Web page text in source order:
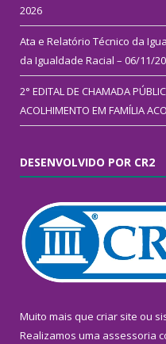
2026
Ata e Relatório Técnico da
da Igualdade Racial – 06/11/
2° EDITAL DE CHAMADA
ACOLHIMENTO EM FAMÍLIA
DESENVOLVIDO POR CR2
Muito mais que criar site ou
Realizamos uma assessoria